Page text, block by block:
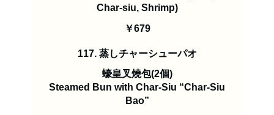
Char-siu, Shrimp)
￥679
117. 蒸しチャーシューパオ
蠔皇叉燒包(2個)
Steamed Bun with Char-Siu “Char-Siu
Bao”